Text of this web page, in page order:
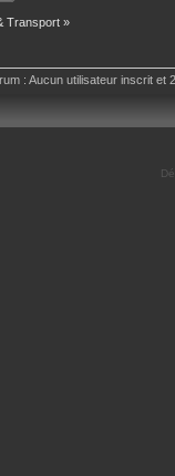
Transport »
: Aucun utilisateur inscrit et